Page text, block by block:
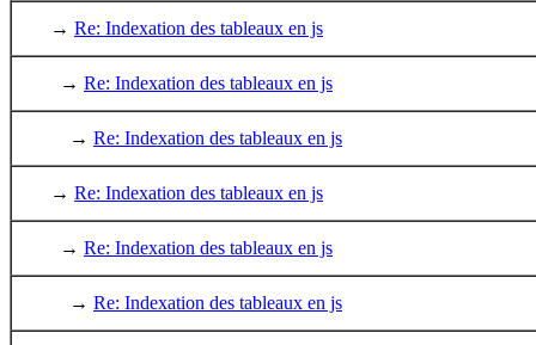
→ Re: Indexation des tableaux en js
→ Re: Indexation des tableaux en js
→ Re: Indexation des tableaux en js
→ Re: Indexation des tableaux en js
→ Re: Indexation des tableaux en js
→ Re: Indexation des tableaux en js